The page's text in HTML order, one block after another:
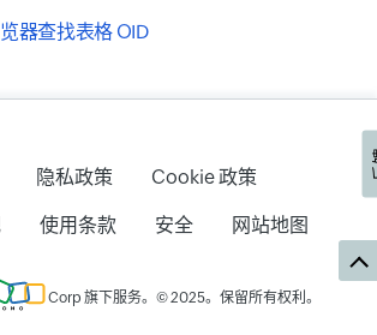
何返回单个（或标量）值的 SNMP
能计数器。通过输入SNMP OID、
、保存绝对值、格式化值、在监视
加标量性能计数器。您可以手动输
OID 都将被监控为表格性能计
述、单位、功能表达式、类型、保
器查找表格 OID
隐私政策 Cookie 政策
使用条款 安全 网站地图
Corp 旗下服务。© 2025。保留所有权利。